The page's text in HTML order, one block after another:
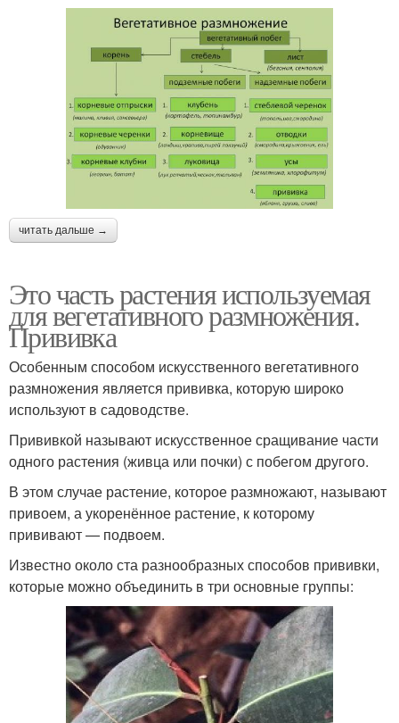
читать дальше →
Это часть растения используемая
для вегетативного размножения.
Прививка
Особенным способом искусственного вегетативного
размножения является прививка, которую широко
используют в садоводстве.
Прививкой называют искусственное сращивание части
одного растения (живца или почки) с побегом другого.
В этом случае растение, которое размножают, называют
привоем, а укоренённое растение, к которому
прививают — подвоем.
Известно около ста разнообразных способов прививки,
которые можно объединить в три основные группы: